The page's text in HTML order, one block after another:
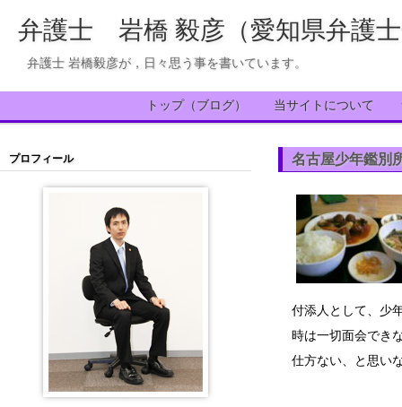
弁護士 岩橋 毅彦（愛知県弁護
弁護士 岩橋毅彦が，日々思う事を書いています。
トップ（ブログ） 当サイトについて
名古屋少年鑑別
付添人として、少
時は一切面会でき
仕方ない、と思い
プロフィール